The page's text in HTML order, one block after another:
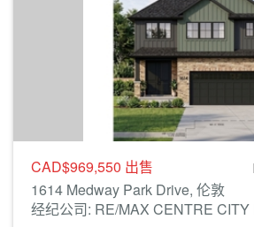
CAD$969,550 出售
1614 Medway Park Drive, 伦敦
经纪公司: RE/MAX CENTRE CITY